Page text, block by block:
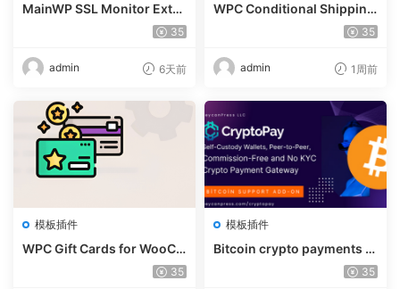
MainWP SSL Monitor Exte
35
admin 6天前
WPC Conditional Shipping
& Payments (Premium) v1.
35
admin 1周前
模板插件
WPC Gift Cards for WooCo
mmerce (Premium) v1.0.235
模板插件
Bitcoin crypto payments s
upport for CryptoPay v1.4.
35